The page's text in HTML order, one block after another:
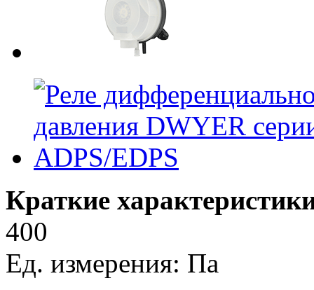
Краткие
400
Ед. измерения: Па